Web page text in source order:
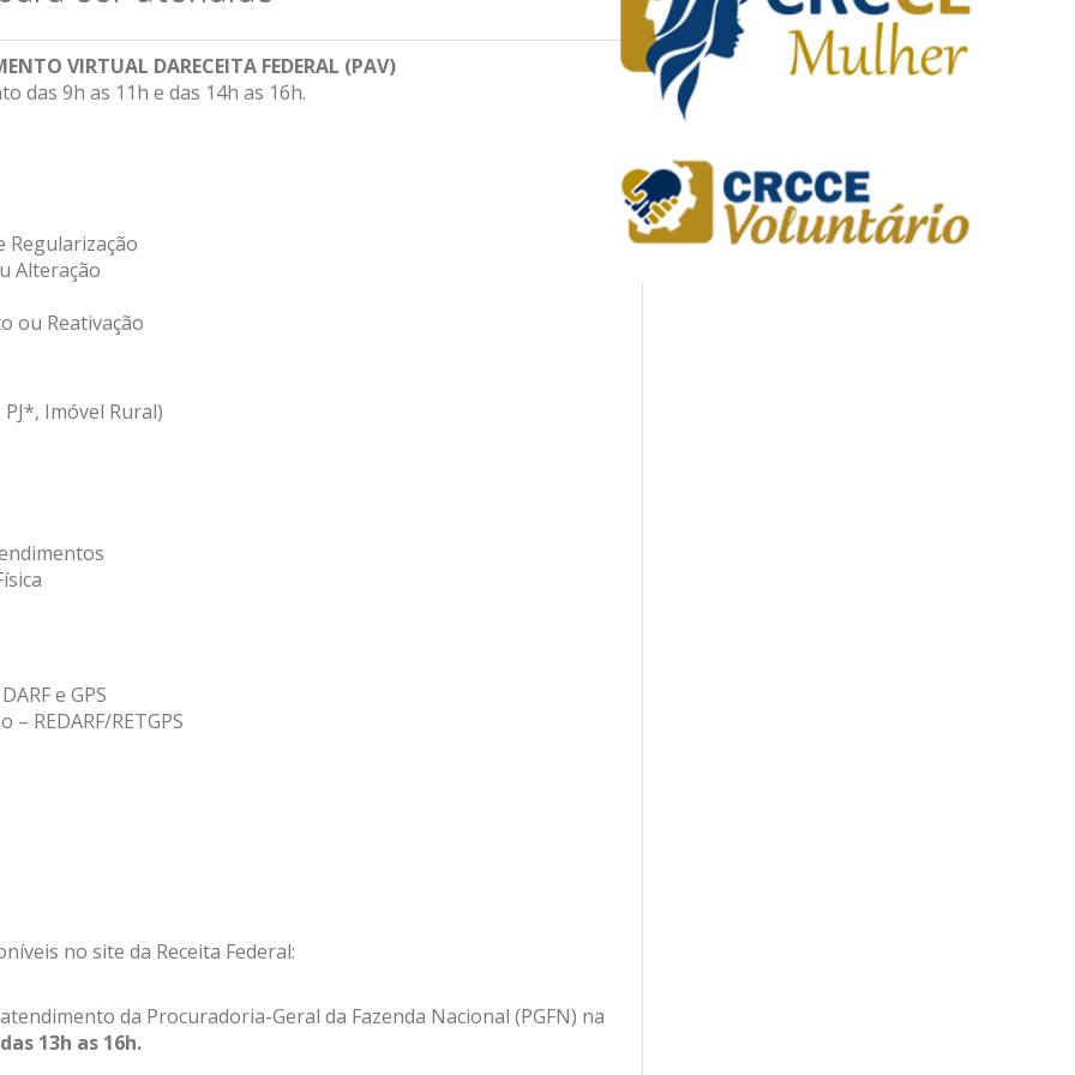
VIRTUAL DARECEITA FEDERAL (PAV)
das 9h as 11h e das 14h as 16h.
Regularização
Alteração
ou Reativação
Imóvel Rural)
e GPS
REDARF/RETGPS
no site da Receita Federal:
da Procuradoria-Geral da Fazenda Nacional (PGFN) na
13h as 16h.